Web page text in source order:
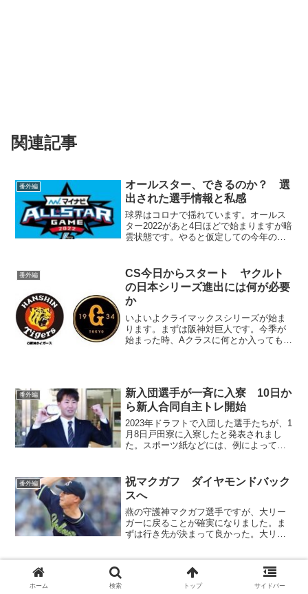
関連記事
番外編
オールスター、できるのか？ 選
出された選手情報と私感
球界はコロナで揺れています。オールス
ター2022があと4日ほどで始まりますが暗
雲状態です。やると仮定しての今年のフ
んだろ？
番外編
CS今日からスタート ヤクルト
の日本シリーズ進出には何が必要
か
いよいよクライマックスシリーズが始ま
ります。まずは阪神対巨人です。今季が
始まった時、Aクラスに何とか入ってもら
番外編
新入団選手が一斉に入寮 10日か
ら新人合同自主トレ開始
2023年ドラフトで入団した選手たちが、1
月8日戸田寮に入寮したと発表されまし
た。スポーツ紙などには、例によって
です。
番外編
祝マクガフ ダイヤモンドバック
スへ
燕の守護神マクガフ選手ですが、大リー
ガーに戻ることが確実になりました。ま
ずは行き先が決まって良かった。大リー
した球団も、ホッとしていると思いま
番外編
ワールドシリーズと日本シリーズ
で野球漬け始まる
ホーム 検索 トップ サイドバー